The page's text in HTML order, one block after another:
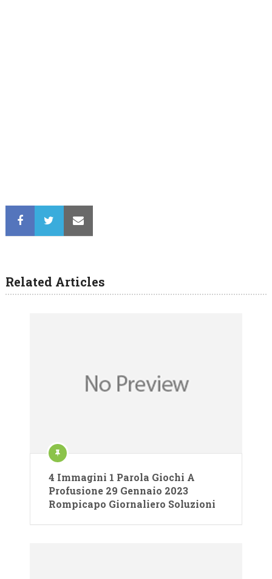
Related Articles
4 Immagini 1 Parola Giochi A
Profusione 29 Gennaio 2023
Rompicapo Giornaliero Soluzioni